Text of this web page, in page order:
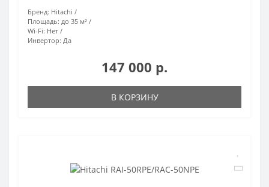
Бренд: Hitachi
Площадь: до 35 м²
Wi-Fi: Нет
Инвертор: Да
147 000 р.
В КОРЗИНУ